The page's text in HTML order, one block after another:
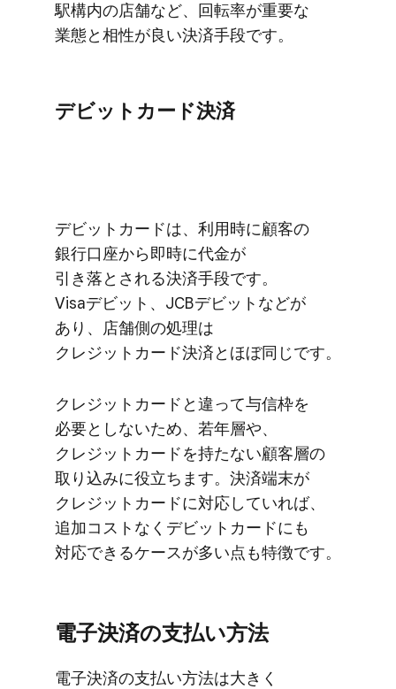
駅構内の​店舗など、​回転率が​重要な​
業態と​相性が​良い​決済手段です。
デビットカード決済
デビットカードは、​利用時に​顧客の​
銀行口座から​即時に​代金が​
引き落とされる​決済手段です。​
Visaデビット、​JCBデビットなどが​
あり、​店舗側の​処理は​
クレジットカード決済と​ほぼ​同じです。
クレジットカードと​違って​与信枠を​
必要としないため、​若年層や、​
クレジットカードを​持たない​顧客層の​
取り込みに​役立ちます。​決済端末が​
クレジットカードに​対応していれば、​
追加コストなく​デビットカードにも​
対応できる​ケースが​多い​点も​特徴です。
電子決済の​支払い方​法
電子決済の​支払い方​法は​大きく​